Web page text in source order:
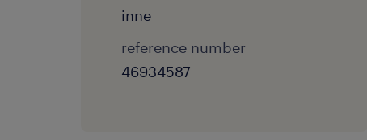
inne
reference number
46934587